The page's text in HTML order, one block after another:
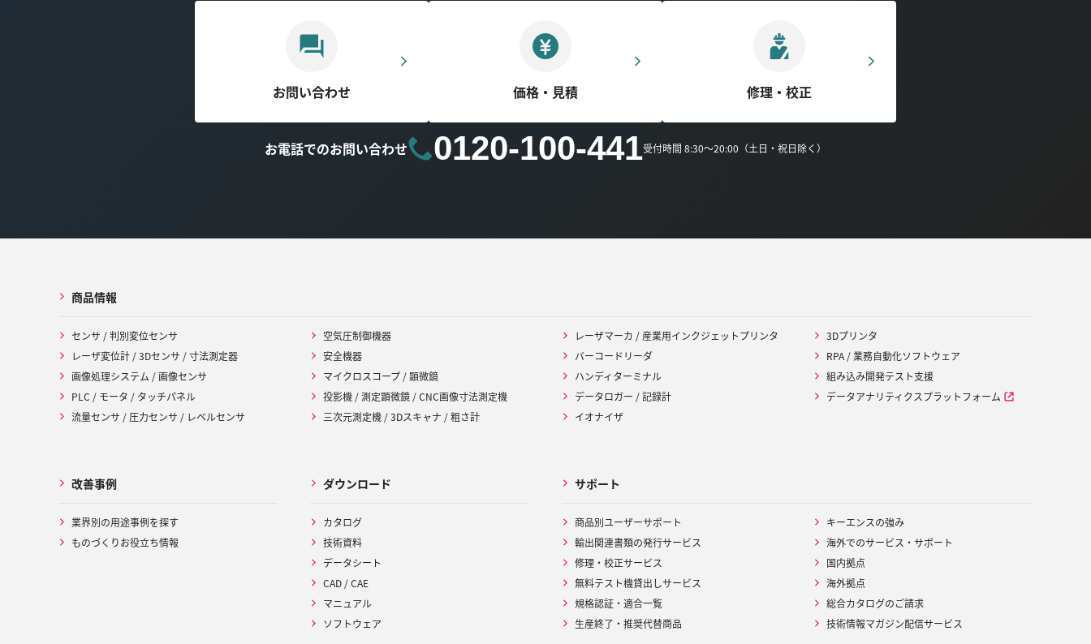
お問い合わせ 価格・見積 修理・校正
お電話でのお問い合わせ 0120-100-441受付時間 8:30～20:00（土日・祝日除く）
商品情報
センサ / 判別変位センサ
レーザ変位計 / 3Dセンサ / 寸法測定器
画像処理システム / 画像センサ
PLC / モータ / タッチパネル
流量センサ / 圧力センサ / レベルセンサ
空気圧制御機器
安全機器
マイクロスコープ / 顕微鏡
投影機 / 測定顕微鏡 / CNC画像寸法測定機
三次元測定機 / 3Dスキャナ / 粗さ計
レーザマーカ / 産業用インクジェットプリンタ
バーコードリーダ
ハンディターミナル
データロガー / 記録計
イオナイザ
3Dプリンタ
RPA / 業務自動化ソフトウェア
組み込み開発テスト支援
データアナリティクスプラットフォーム
改善事例
業界別の用途事例を探す
ものづくりお役立ち情報
ダウンロード
カタログ
技術資料
データシート
CAD / CAE
マニュアル
ソフトウェア
サポート
商品別ユーザーサポート
輸出関連書類の発行サービス
修理・校正サービス
無料テスト機貸出しサービス
規格認証・適合一覧
生産終了・推奨代替商品
キーエンスの強み
海外でのサービス・サポート
国内拠点
海外拠点
総合カタログのご請求
技術情報マガジン配信サービス